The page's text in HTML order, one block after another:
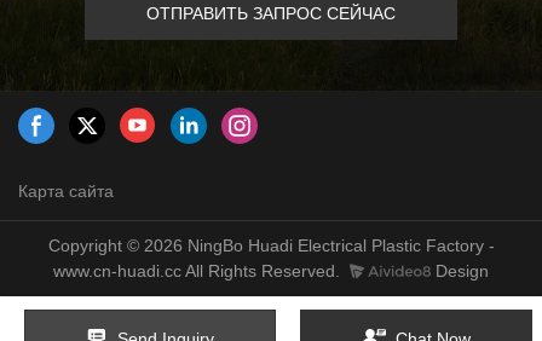
ОТПРАВИТЬ ЗАПРОС СЕЙЧАС
Карта сайта
Copyright © 2026 NingBo Huadi Electrical Plastic Factory -
www.cn-huadi.cc All Rights Reserved.
Design